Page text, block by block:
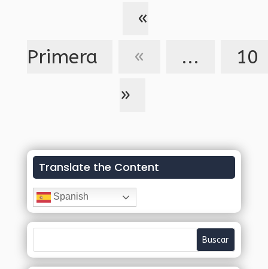
«
Primera
« ...
10
»
Translate the Content
Spanish